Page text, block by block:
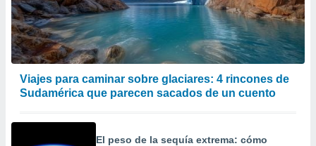
Viajes para caminar sobre glaciares: 4 rincones de
Sudamérica que parecen sacados de un cuento
El peso de la sequía extrema: cómo